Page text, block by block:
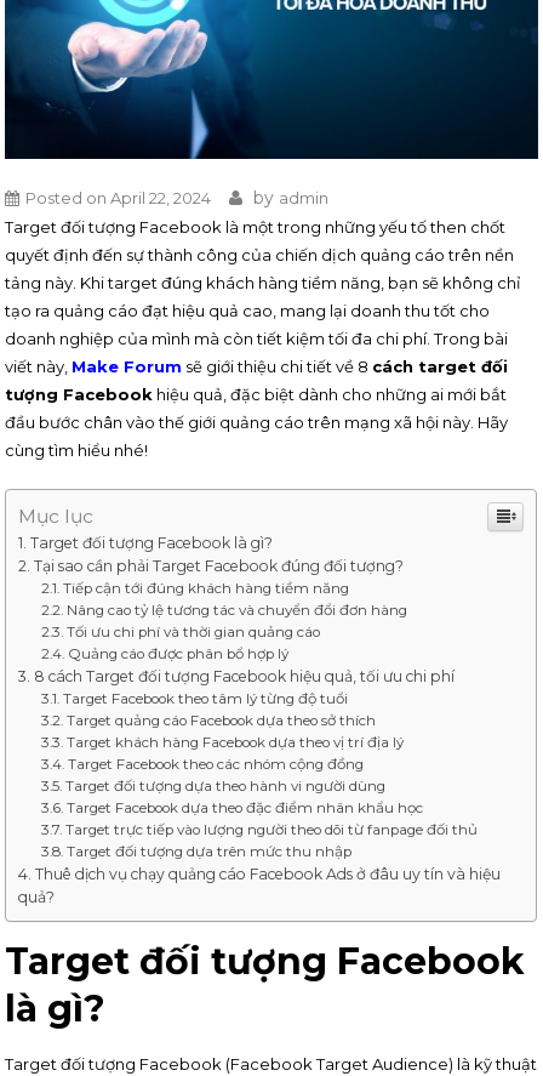
Posted onApril 22, 2024 by admin
Target đối tượng Facebook là một trong những yếu tố then chốt
quyết định đến sự thành công của chiến dịch quảng cáo trên nền
tảng này. Khi target đúng khách hàng tiềm năng, bạn sẽ không chỉ
tạo ra quảng cáo đạt hiệu quả cao, mang lại doanh thu tốt cho
doanh nghiệp của mình mà còn tiết kiệm tối đa chi phí. Trong bài
viết này, Make Forum sẽ giới thiệu chi tiết về 8 cách target đối
tượng Facebook hiệu quả, đặc biệt dành cho những ai mới bắt
đầu bước chân vào thế giới quảng cáo trên mạng xã hội này. Hãy
cùng tìm hiểu nhé!
Mục lục
Target đối tượng Facebook là gì?
Tại sao cần phải Target Facebook đúng đối tượng?
Tiếp cận tới đúng khách hàng tiềm năng
Nâng cao tỷ lệ tương tác và chuyển đổi đơn hàng
Tối ưu chi phí và thời gian quảng cáo
Quảng cáo được phân bổ hợp lý
8 cách Target đối tượng Facebook hiệu quả, tối ưu chi phí
Target Facebook theo tâm lý từng độ tuổi
Target quảng cáo Facebook dựa theo sở thích
Target khách hàng Facebook dựa theo vị trí địa lý
Target Facebook theo các nhóm cộng đồng
Target đối tượng dựa theo hành vi người dùng
Target Facebook dựa theo đặc điểm nhân khẩu học
Target trực tiếp vào lượng người theo dõi từ fanpage đối thủ
Target đối tượng dựa trên mức thu nhập
Thuê dịch vụ chạy quảng cáo Facebook Ads ở đâu uy tín và hiệu
quả?
Target đối tượng Facebook
là gì?
Target đối tượng Facebook (Facebook Target Audience) là kỹ thuật